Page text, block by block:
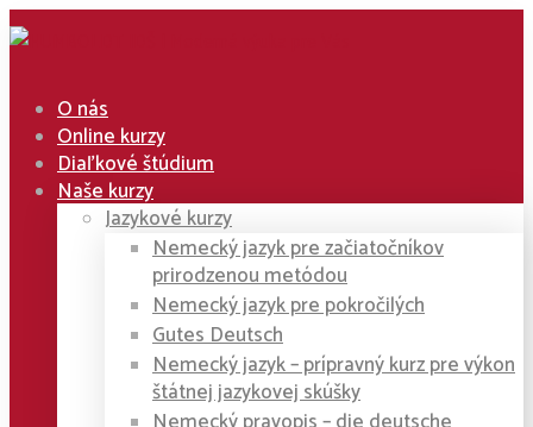
O nás
Online kurzy
Diaľkové štúdium
Naše kurzy
Jazykové kurzy
Nemecký jazyk pre začiatočníkov
prirodzenou metódou
Nemecký jazyk pre pokročilých
Gutes Deutsch
Nemecký jazyk – prípravný kurz pre výkon
štátnej jazykovej skúšky